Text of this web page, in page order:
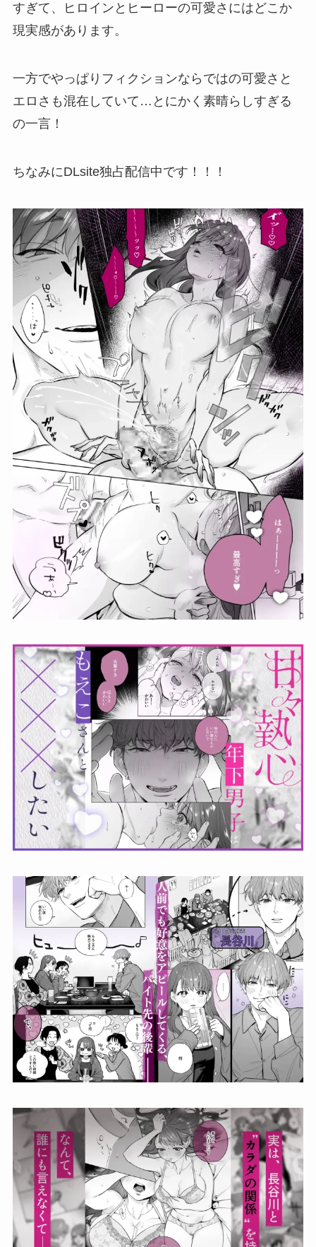
すぎて、ヒロインとヒーローの可愛さにはどこか
現実感があります。
一方でやっぱりフィクションならではの可愛さと
エロさも混在していて…とにかく素晴らしすぎる
の一言！
ちなみにDLsite独占配信中です！！！